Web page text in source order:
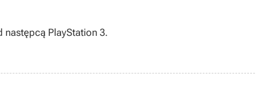
PlayStation 3.